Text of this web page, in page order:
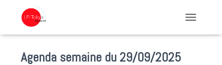
Agenda semaine du 29/09/2025